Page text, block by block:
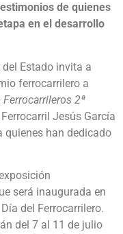
de quienes
en el desarrollo
Estado invita a
ferrocarrilero a
2ª
Jesús García
quienes han dedicado
será inaugurada en
del Ferrocarrilero.
del 7 al 11 de julio